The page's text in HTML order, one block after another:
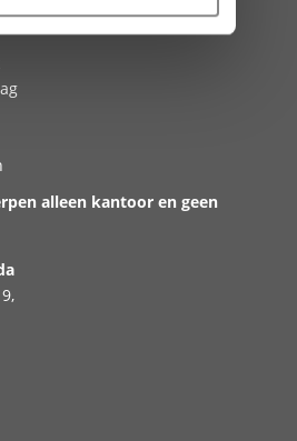
alleen kantoor en geen